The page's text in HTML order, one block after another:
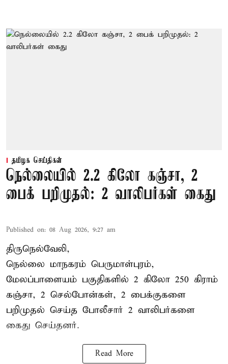
தமிழக செய்திகள்
நெல்லையில் 2.2 கிலோ கஞ்சா, 2
பைக் பறிமுதல்: 2 வாலிபர்கள் கைது
Published on: 08 Aug 2026, 9:27 am
திருநெல்வேலி,
நெல்லை மாநகரம் பெருமாள்புரம்,
மேலப்பாளையம் பகுதிகளில் 2 கிலோ 250 கிராம்
கஞ்சா, 2 செல்போன்கள், 2 பைக்குகளை
பறிமுதல் செய்த போலீசார் 2 வாலிபர்களை
கைது செய்தனர்.
Read More